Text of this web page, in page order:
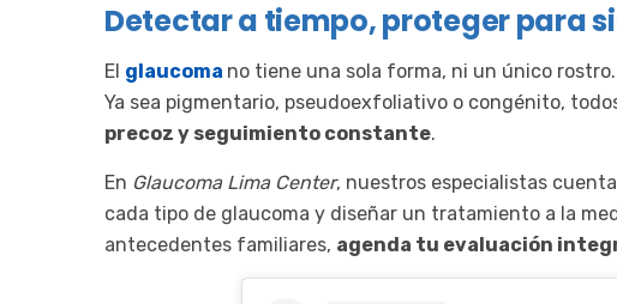
Detectar a tiempo, proteger para
El glaucoma no tiene una sola forma, ni un único
Ya sea pigmentario, pseudoexfoliativo o congénito,
precoz y seguimiento constante.
En Glaucoma Lima Center, nuestros especialistas
cada tipo de glaucoma y diseñar un tratamiento a la
antecedentes familiares, agenda tu evaluación